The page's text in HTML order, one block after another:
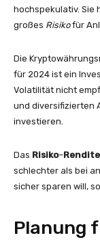
hochspekulativ. Sie
großes Risikofür
Die
für 2024 ist ein
Volatilität nicht
und diversifizierten
investieren.
Das Risiko–Rendite
schlechter als bei
sicher sparen will,
Planung